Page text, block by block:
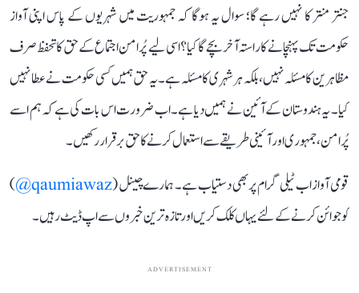
جنتر منتر کا نہیں رہے گا؛ سوال یہ ہوگا کہ جمہوریت میں شہریوں کے پاس اپنی آواز
حکومت تک پہنچانے کا راستہ آخر بچے گا کیا؟ اسی لیے پُرامن اجتماع کے حق کا تحفظ صرف
مظاہرین کا مسئلہ نہیں، بلکہ ہر شہری کا مسئلہ ہے۔ یہ حق ہمیں کسی حکومت نے عطا نہیں
کیا۔ یہ ہندوستان کے آئین نے ہمیں دیا ہے۔ اب ضرورت اس بات کی ہے کہ ہم اسے
پُرامن، جمہوری اور آئینی طریقے سے استعمال کرنے کا حق برقرار رکھیں۔
قومی آواز اب ٹیلی گرام پر بھی دستیاب ہے۔ ہمارے چینل (qaumiawaz@
)
کو جوائن کرنے کے لئے یہاں کلک کریں اور تازہ ترین خبروں سے اپ ڈیٹ رہیں۔
ADVERTISEMENT